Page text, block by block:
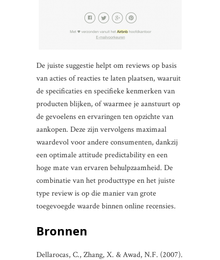
De juiste suggestie helpt om reviews op basis
van acties of reacties te laten plaatsen, waaruit
de specificaties en specifieke kenmerken van
producten blijken, of waarmee je aanstuurt op
de gevoelens en ervaringen ten opzichte van
aankopen. Deze zijn vervolgens maximaal
waardevol voor andere consumenten, dankzij
een optimale attitude predictability en een
hoge mate van ervaren behulpzaamheid. De
combinatie van het producttype en het juiste
type review is op die manier van grote
toegevoegde waarde binnen online recensies.
Bronnen
Dellarocas, C., Zhang, X. & Awad, N.F. (2007).